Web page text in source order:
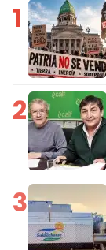
1
2
3